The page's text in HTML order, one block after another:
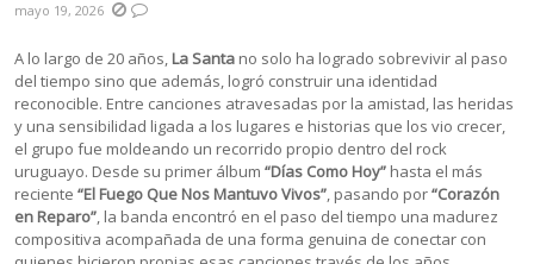
mayo 19, 2026
A lo largo de 20 años, La Santa no solo ha logrado sobrevivir al paso
del tiempo sino que además, logró construir una identidad
reconocible. Entre canciones atravesadas por la amistad, las heridas
y una sensibilidad ligada a los lugares e historias que los vio crecer,
el grupo fue moldeando un recorrido propio dentro del rock
uruguayo. Desde su primer álbum“Días Como Hoy” hasta el más
reciente“El Fuego Que Nos Mantuvo Vivos”, pasando por“Corazón
en Reparo”, la banda encontró en el paso del tiempo una madurez
compositiva acompañada de una forma genuina de conectar con